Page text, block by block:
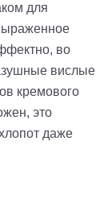
для
во
вислые
кремового
это
даже